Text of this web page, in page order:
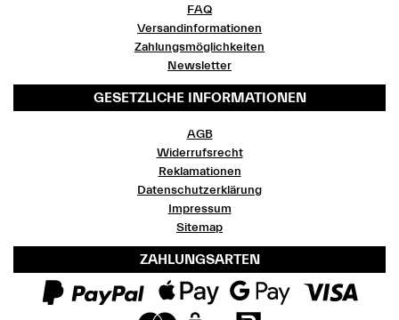
FAQ
Versandinformationen
Zahlungsmöglichkeiten
Newsletter
GESETZLICHE INFORMATIONEN
AGB
Widerrufsrecht
Reklamationen
Datenschutzerklärung
Impressum
Sitemap
ZAHLUNGSARTEN